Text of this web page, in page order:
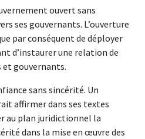
ouvert sans
ses gouvernants. L’ouverture
par conséquent de déployer
d’instaurer une relation de
et gouvernants.
sans sincérité. Un
affirmer dans ses textes
au plan juridictionnel la
dans la mise en œuvre des